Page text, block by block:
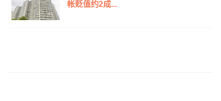
帐贬值约2成...